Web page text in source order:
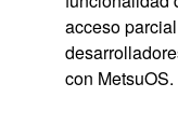
acceso
con MetsuOS.